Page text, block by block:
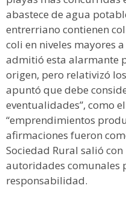
abastece de agua
entrerriano contienen
coli en niveles mayores
admitió esta alarmante
origen, pero relativizó
apuntó que debe
eventualidades”, como
“emprendimientos
afirmaciones fueron
Sociedad Rural salió
autoridades comunales
responsabilidad.